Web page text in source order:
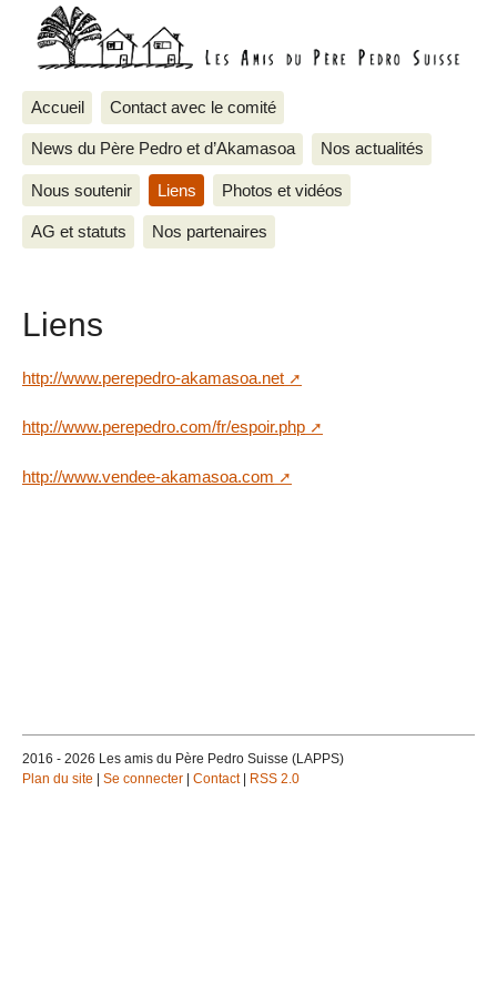
Accueil Contact avec le comité
News du Père Pedro et d’Akamasoa Nos actualités
Nous soutenir Liens Photos et vidéos
AG et statuts Nos partenaires
Liens
http://www.perepedro-akamasoa.net
http://www.perepedro.com/fr/espoir.php
http://www.vendee-akamasoa.com
2016 - 2026 Les amis du Père Pedro Suisse (LAPPS)
Plan du site | Se connecter | Contact| RSS 2.0